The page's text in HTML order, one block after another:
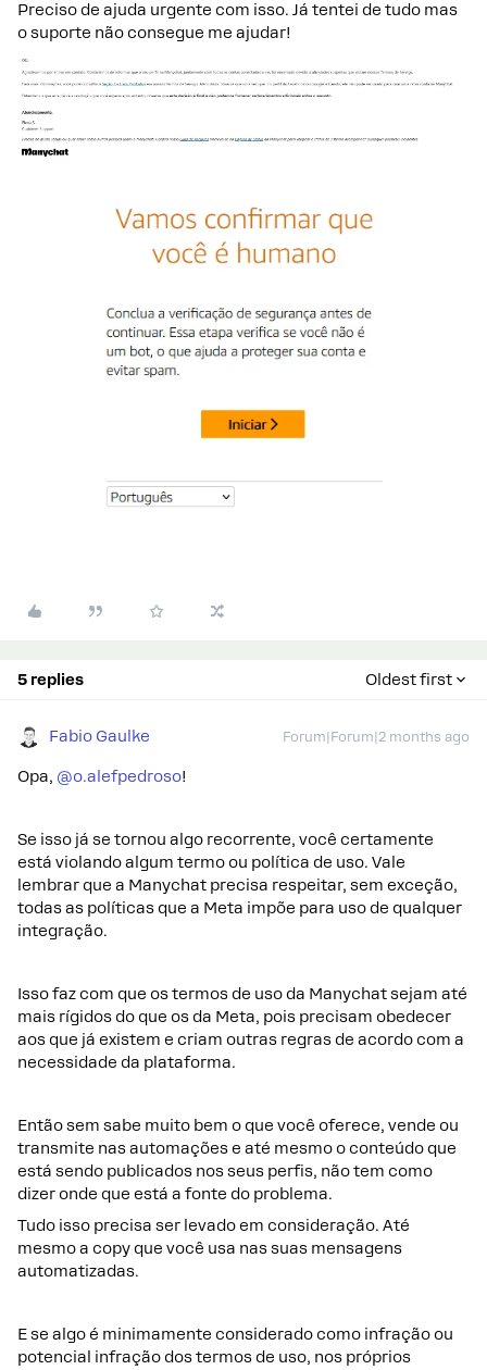
Preciso de ajuda urgente com isso. Já tentei de tudo mas
o suporte não consegue me ajudar!
5 replies Oldest first
Fabio Gaulke Forum|Forum|2 months ago
Opa, ​ @o.alefpedroso!
Se isso já se tornou algo recorrente, você certamente
está violando algum termo ou política de uso. Vale
lembrar que a Manychat precisa respeitar, sem exceção,
todas as políticas que a Meta impõe para uso de qualquer
integração.
Isso faz com que os termos de uso da Manychat sejam até
mais rígidos do que os da Meta, pois precisam obedecer
aos que já existem e criam outras regras de acordo com a
necessidade da plataforma.
Então sem sabe muito bem o que você oferece, vende ou
transmite nas automações e até mesmo o conteúdo que
está sendo publicados nos seus perfis, não tem como
dizer onde que está a fonte do problema.
Tudo isso precisa ser levado em consideração. Até
mesmo a copy que você usa nas suas mensagens
automatizadas.
E se algo é minimamente considerado como infração ou
potencial infração dos termos de uso, nos próprios